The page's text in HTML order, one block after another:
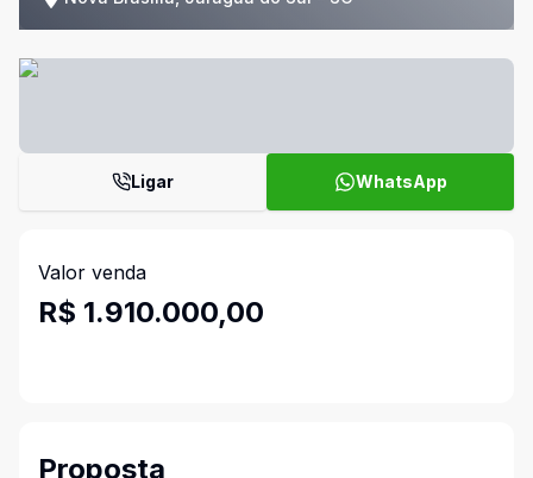
Ligar WhatsApp
Valor venda
R$ 1.910.000,00
Proposta